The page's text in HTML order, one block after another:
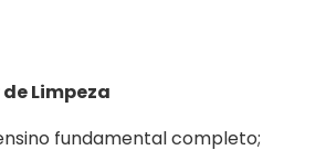
Limpeza
fundamental completo;